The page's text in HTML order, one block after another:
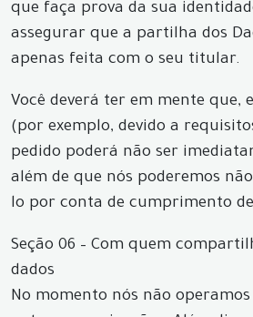
que faça prova da sua
assegurar que a partilha dos
apenas feita com o seu titular.
Você deverá ter em mente que,
(por exemplo, devido a
pedido poderá não ser
além de que nós poderemos
lo por conta de cumprimento
Seção 06 – Com quem
dados
No momento nós não